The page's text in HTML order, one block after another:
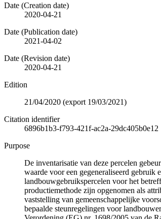
Date (Creation date)
2020-04-21
Date (Publication date)
2021-04-02
Date (Revision date)
2020-04-21
Edition
21/04/2020 (export 19/03/2021)
Citation identifier
6896b1b3-f793-421f-ac2a-29dc405b0e12
Purpose
De inventarisatie van deze percelen
waarde voor een gegeneraliseerd
landbouwgebruikspercelen voor het
productiemethode zijn opgenomen als
vaststelling van gemeenschappelijke
bepaalde steunregelingen voor